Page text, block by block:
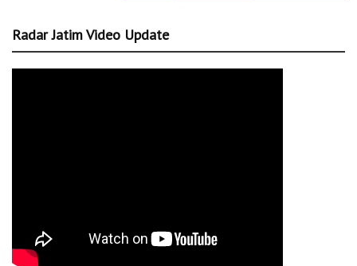
Radar Jatim Video Update